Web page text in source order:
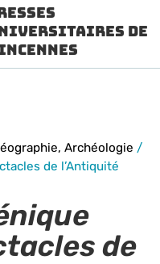
de
Archéologie /
de l’Antiquité
de